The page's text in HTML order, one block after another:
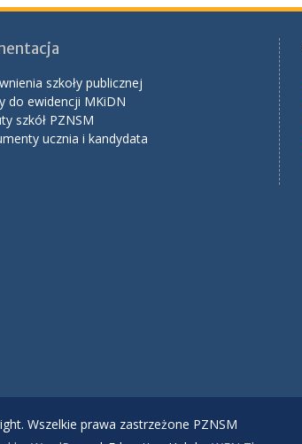
szkoły publicznej
do ewidencji MKiDN
szkół PZNSM
ucznia i kandydata
Wszelkie prawa zastrzeżone PZNSM